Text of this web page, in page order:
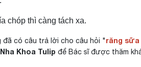
chóp thì càng tách xa.
đã có câu trả lời cho câu hỏi "răng sữa
Nha Khoa Tulip để Bác sĩ được thăm